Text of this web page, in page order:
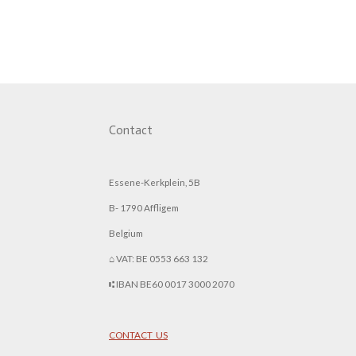
Contact
Essene-Kerkplein, 5B
B- 1790 Affligem
Belgium
⌂ VAT: BE 0553 663 132
⑆ IBAN BE60 0017 3000 2070
CONTACT US